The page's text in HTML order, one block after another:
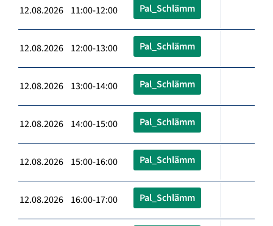
12.08.2026 11:00-12:00 Pal_Schlämm
12.08.2026 12:00-13:00 Pal_Schlämm
12.08.2026 13:00-14:00 Pal_Schlämm
12.08.2026 14:00-15:00 Pal_Schlämm
12.08.2026 15:00-16:00 Pal_Schlämm
12.08.2026 16:00-17:00 Pal_Schlämm